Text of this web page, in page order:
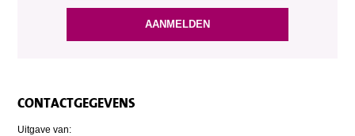
CONTACTGEGEVENS
Uitgave van: